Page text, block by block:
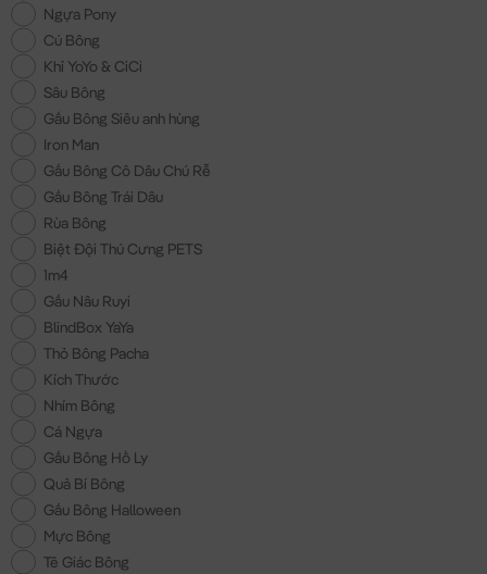
Ngựa Pony
Cú Bông
Khỉ YoYo & CiCi
Sâu Bông
Gấu Bông Siêu anh hùng
Iron Man
Gấu Bông Cô Dâu Chú Rễ
Gấu Bông Trái Dâu
Rùa Bông
Biệt Đội Thú Cưng PETS
1m4
Gấu Nâu Ruyi
BlindBox YaYa
Thỏ Bông Pacha
Kích Thước
Nhím Bông
Cá Ngựa
Gấu Bông Hồ Ly
Quả Bí Bông
Gấu Bông Halloween
Mực Bông
Tê Giác Bông